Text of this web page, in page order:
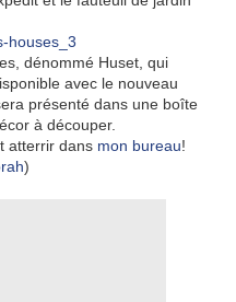
dénommé Huset, qui
avec le nouveau
présenté dans une boîte
à découper.
atterrir dans mon bureau!
)